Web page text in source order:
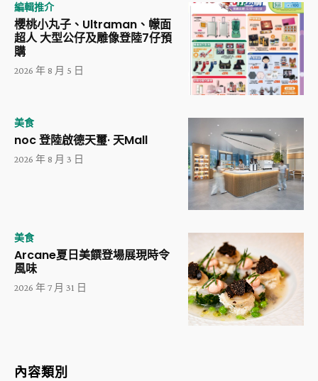
編輯推介
櫻桃小丸子、Ultraman、幪面
超人 大型公仔及雕像登陸7仔預
購
2026 年 8 月 5 日
美食
noc 登陸啟德天璽· 天Mall
2026 年 8 月 3 日
美食
Arcane夏日美饌登場展現時令
風味
2026 年 7 月 31 日
內容類別